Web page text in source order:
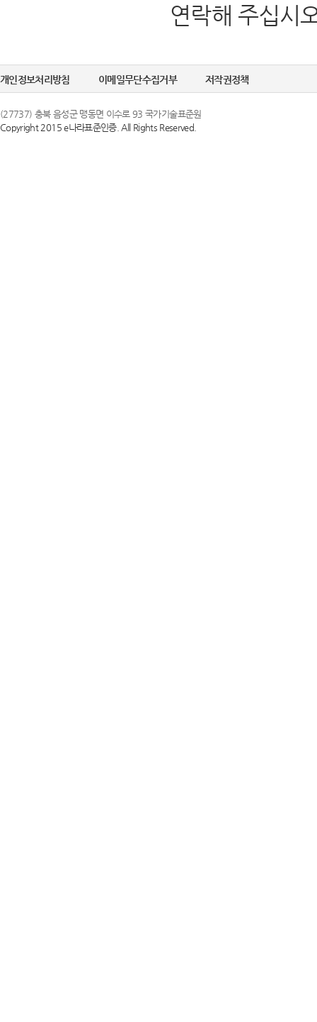
연락해 주십시
개인정보처리방침 이메일무단수집거부 저작권정책
(27737) 충북 음성군 맹동면 이수로 93 국가기술표준원
Copyright 2015 e나라표준인증. All Rights Reserved.